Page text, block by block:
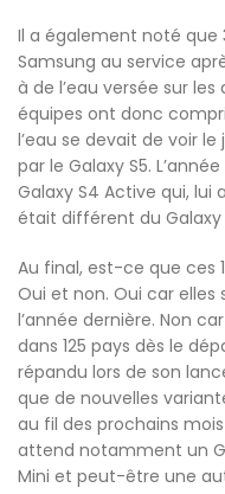
Il a également noté que
Samsung au service
à de l’eau versée sur
équipes ont donc
l’eau se devait de voir
par le Galaxy S5.
Galaxy S4 Active qui, lui
était différent du Galaxy
Au final, est-ce que ces
Oui et non. Oui car
l’année dernière. Non
dans 125 pays dès le
répandu lors de son
que de nouvelles
au fil des prochains
attend notamment un
Mini et peut-être une